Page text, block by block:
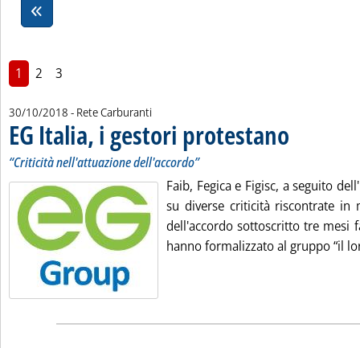
1 2 3
30/10/2018 - Rete Carburanti
EG Italia, i gestori protestano
“Criticità nell'attuazione dell'accordo”
Faib, Fegica e Figisc, a seguito
su diverse criticità riscontrate in
dell'accordo sottoscritto tre mesi
hanno formalizzato al gruppo “il